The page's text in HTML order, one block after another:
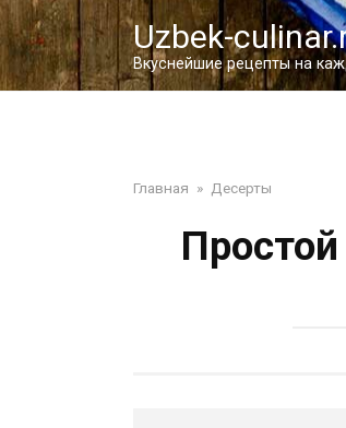
Перейти
к
контенту
Uzbek-
Вкуснейшие рецепты на
Главная » Десерты